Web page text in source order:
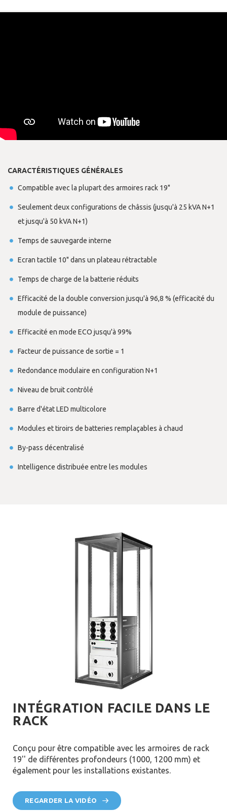
CARACTÉRISTIQUES GÉNÉRALES
Compatible avec la plupart des armoires rack 19"
Seulement deux configurations de châssis (jusqu'à 25 kVA N+1
et jusqu'à 50 kVA N+1)
Temps de sauvegarde interne
Ecran tactile 10" dans un plateau rétractable
Temps de charge de la batterie réduits
Efficacité de la double conversion jusqu'à 96,8 % (efficacité du
module de puissance)
Efficacité en mode ECO jusqu'à 99%
Facteur de puissance de sortie = 1
Redondance modulaire en configuration N+1
Niveau de bruit contrôlé
Barre d'état LED multicolore
Modules et tiroirs de batteries remplaçables à chaud
By-pass décentralisé
Intelligence distribuée entre les modules
INTÉGRATION FACILE DANS LE
RACK
Conçu pour être compatible avec les armoires de rack
19'' de différentes profondeurs (1000, 1200 mm) et
également pour les installations existantes.
REGARDER LA VIDÉO